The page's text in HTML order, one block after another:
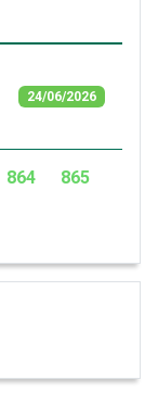
24/06/2026
864
865